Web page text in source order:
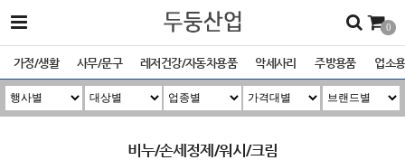
0
가정/생활 사무/문구 레저건강/자동차용품 악세사리 주방용품 업소
비누/손세정제/워시/크림